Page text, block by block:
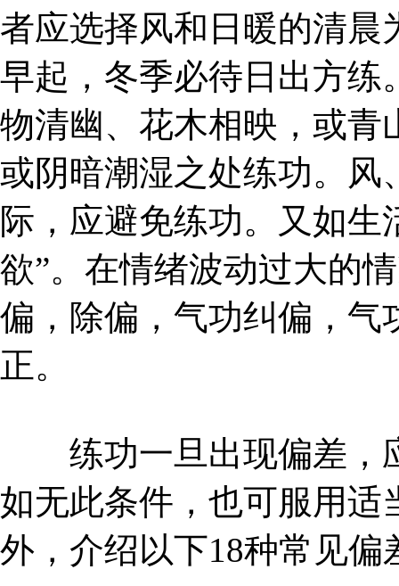
者应选择风和日暖的清晨
早起，冬季必待日出方练
物清幽、花木相映，或青
或阴暗潮湿之处练功。风
际，应避免练功。又如生
欲”。在情绪波动过大的
偏，除偏，气功纠偏，气
正。
练功一旦出现偏差，
如无此条件，也可服用适
外，介绍以下18种常见偏